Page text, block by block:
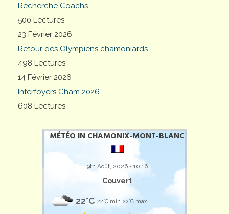
Recherche Coachs
500 Lectures
23 Février 2026
Retour des Olympiens chamoniards
498 Lectures
14 Février 2026
Interfoyers Cham 2026
608 Lectures
MÉTÉO IN CHAMONIX-MONT-BLANC
9th Août, 2026 - 10:16
Couvert
22°C 22°C min 22°C max